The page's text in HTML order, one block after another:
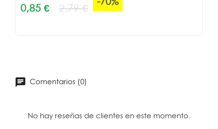
0,85 € 2,79 €
Comentarios (0)
No hay reseñas de clientes en este momento.